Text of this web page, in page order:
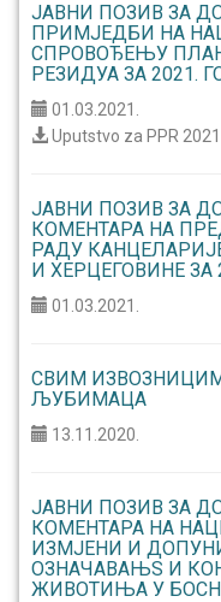
ЈАВНИ ПОЗИВ ЗА
ПРИМЈЕДБИ НА
СПРОВОЂЕЊУ
РЕЗИДУА ЗА 2021.
01.03.2021.
Uputstvo za PPR
ЈАВНИ ПОЗИВ ЗА
КОМЕНТАРА НА
РАДУ
И ХЕРЦЕГОВИНЕ ЗА
01.03.2021.
СВИМ
ЉУБИМАЦА
13.11.2020.
ЈАВНИ ПОЗИВ ЗА
КОМЕНТАРА НА
ИЗМЈЕНИ И
ОЗНАЧАВАЊЅ И
ЖИВОТИЊА У